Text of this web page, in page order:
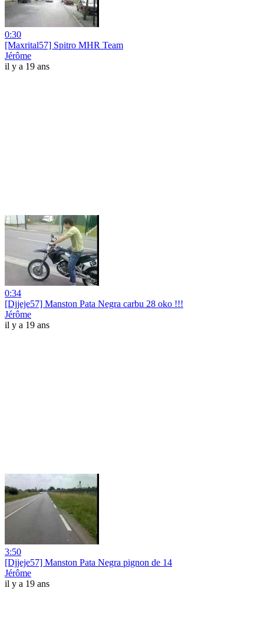
0:30
[Maxrital57] Spitro MHR Team
Jérôme
il y a 19 ans
0:34
[Djjeje57] Manston Pata Negra carbu 28 oko !!!
Jérôme
il y a 19 ans
3:50
[Djjeje57] Manston Pata Negra pignon de 14
Jérôme
il y a 19 ans